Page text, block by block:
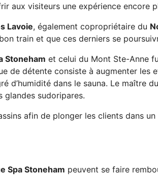
aux visiteurs une expérience encore
Lavoie, également copropriétaire du
train et que ces derniers se
Stoneham et celui du Mont Ste-Anne
de détente consiste à augmenter
d’humidité dans le sauna. Le maître
glandes sudoripares.
afin de plonger les clients dans
Spa Stoneham peuvent se faire